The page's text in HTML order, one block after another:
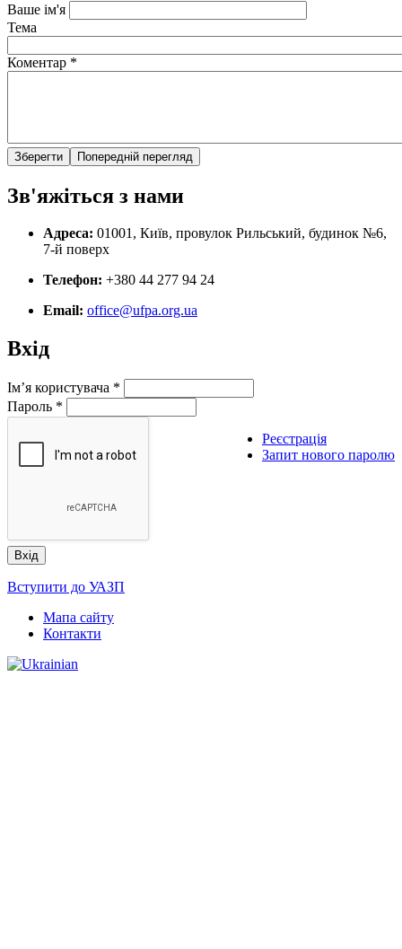
Ваше ім'я
Тема
Коментар *
Зв'яжіться з нами
Адреса: 01001, Київ, провулок Рильський, будинок №6,
7-й поверх
Телефон: +380 44 277 94 24
Email: office@ufpa.org.ua
Вхід
Ім’я користувача *
Пароль *
Реєстрація
Запит нового паролю
Вступити до УАЗП
Мапа сайту
Контакти